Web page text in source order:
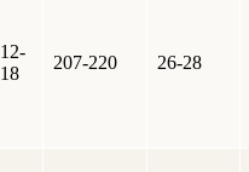
12-
18
207-220 26-28